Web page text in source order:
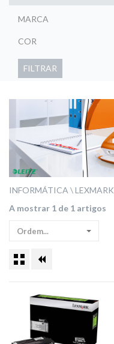
MARCA
COR
FILTRAR
INFORMÁTICA LEXMARK
A mostrar 1 de 1 artigos
Ordem...